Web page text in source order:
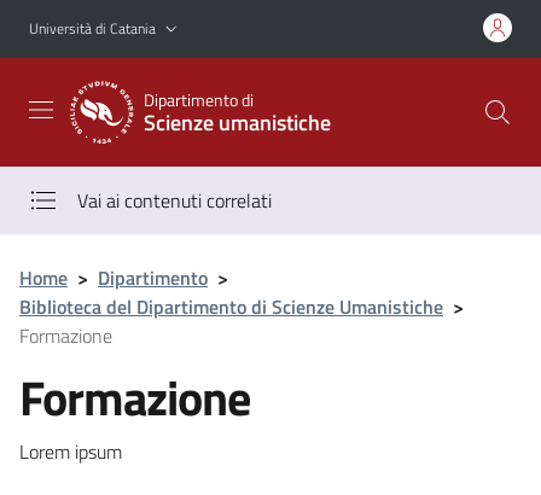
Vai al contenuto principale
Vai al menu di navigazione
Università di Catania
Dipartimento di
Scienze umanistiche
Vai ai contenuti correlati
Home > Dipartimento >
Biblioteca del Dipartimento di Scienze Umanistiche >
Formazione
Formazione
Lorem ipsum